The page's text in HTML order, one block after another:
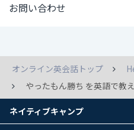
お問い合わせ
オンライン英会話トップ
やったもん勝ち を英語で教
ネイティブキャンプ